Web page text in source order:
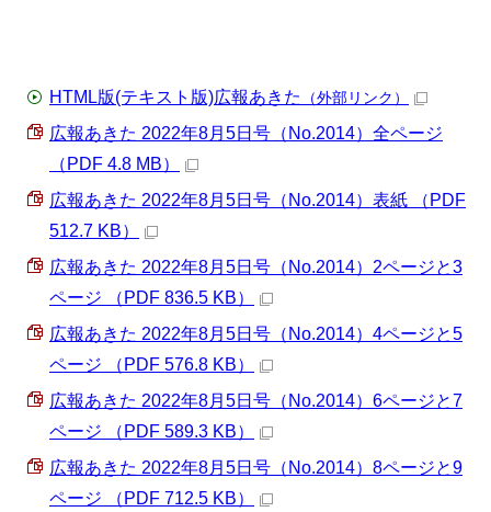
HTML版(テキスト版)広報あきた （外部リンク）
広報あきた 2022年8月5日号（No.2014）全ページ
（PDF 4.8 MB）
広報あきた 2022年8月5日号（No.2014）表紙 （PDF
512.7 KB）
広報あきた 2022年8月5日号（No.2014）2ページと3
ページ （PDF 836.5 KB）
広報あきた 2022年8月5日号（No.2014）4ページと5
ページ （PDF 576.8 KB）
広報あきた 2022年8月5日号（No.2014）6ページと7
ページ （PDF 589.3 KB）
広報あきた 2022年8月5日号（No.2014）8ページと9
ページ （PDF 712.5 KB）